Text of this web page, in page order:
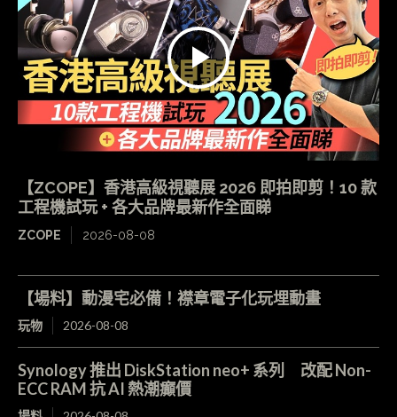
【ZCOPE】香港高級視聽展 2026 即拍即剪！10 款
工程機試玩 + 各大品牌最新作全面睇
ZCOPE 2026-08-08
【場料】動漫宅必備！襟章電子化玩埋動畫
玩物 2026-08-08
Synology 推出 DiskStation neo+ 系列 改配 Non-
ECC RAM 抗 AI 熱潮癲價